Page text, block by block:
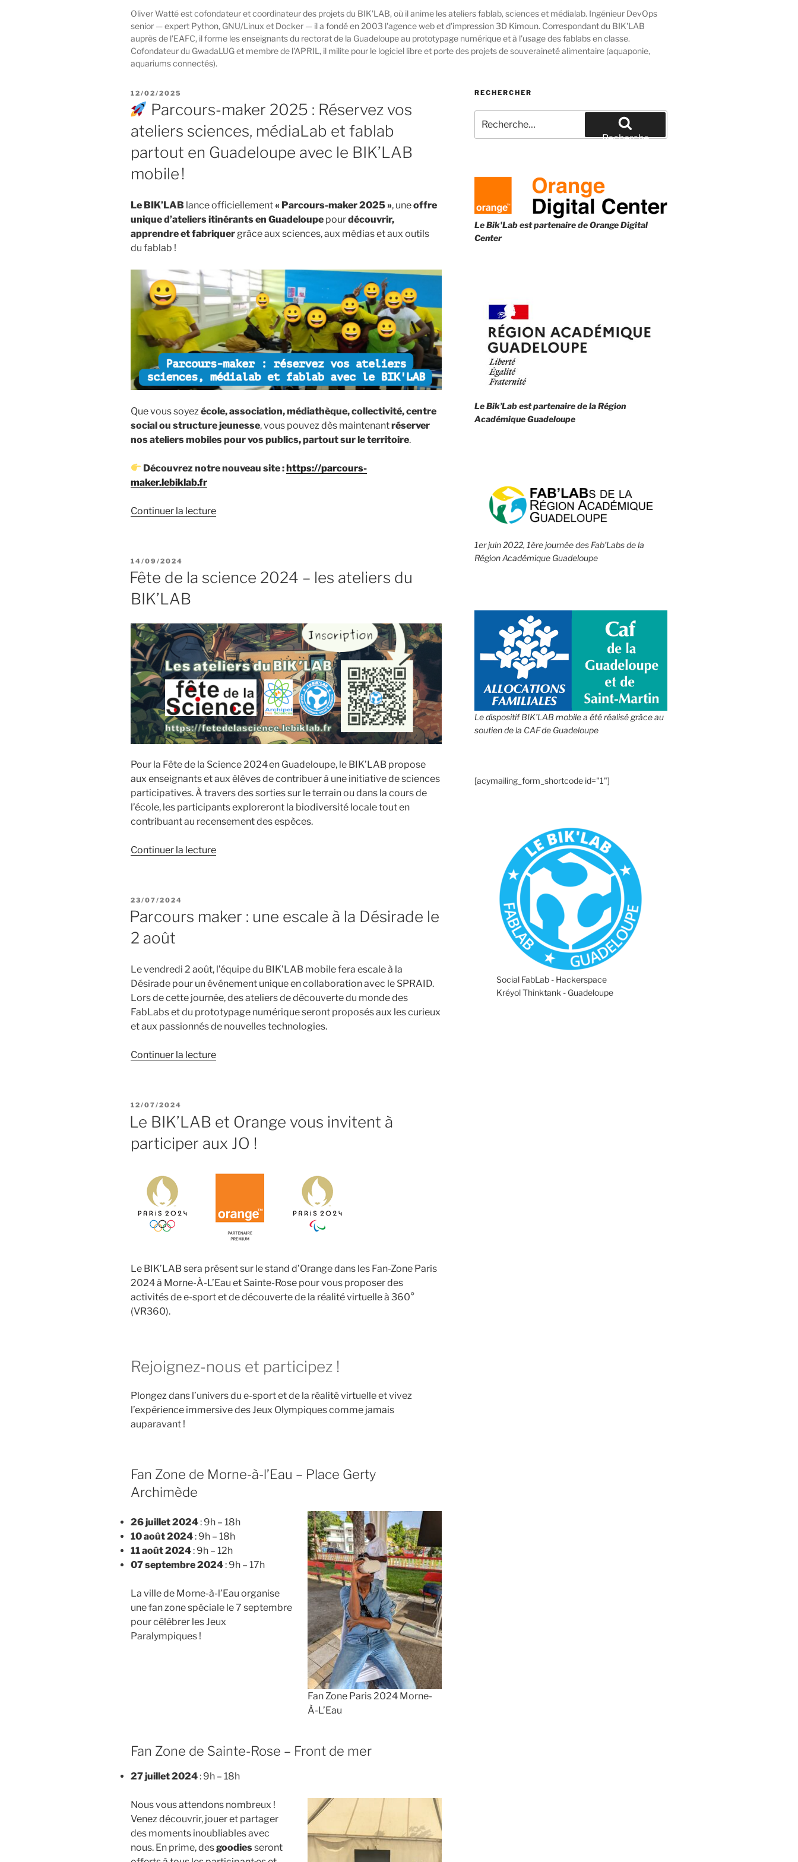
Oliver Watté est cofondateur et coordinateur des projets du BIK'LAB, où il anime les ateliers fablab, sciences et médialab. Ingénieur DevOps
senior — expert Python, GNU/Linux et Docker — il a fondé en 2003 l'agence web et d'impression 3D Kimoun. Correspondant du BIK'LAB
auprès de l'EAFC, il forme les enseignants du rectorat de la Guadeloupe au prototypage numérique et à l'usage des fablabs en classe.
Cofondateur du GwadaLUG et membre de l'APRIL, il milite pour le logiciel libre et porte des projets de souveraineté alimentaire (aquaponie,
aquariums connectés).
PUBLIÉ
LE
12/02/2025
Parcours-maker 2025 : Réservez vos
ateliers sciences, médiaLab et fablab
partout en Guadeloupe avec le BIK’LAB
mobile !
Le BIK’LAB lance officiellement « Parcours-maker 2025 », uneoffre
unique d’ateliers itinérants en Guadeloupe pourdécouvrir,
apprendre et fabriquer grâce aux sciences, aux médias et aux outils
du fablab !
Que vous soyez école, association, médiathèque, collectivité, centre
social ou structure jeunesse, vous pouvez dès maintenantréserver
nos ateliers mobiles pour vos publics, partout sur le territoire.
Découvrez notre nouveau site :https://parcours-
maker.lebiklab.fr
Continuer la lecturede
2025
vos
ateliers
sciences,
médiaLab
et
fablab
partout
en
Guadeloupe
le
BIK’LAB
mobile ! »
PUBLIÉ
LE
14/09/2024
Fête de la science 2024 – les ateliers du
BIK’LAB
Pour la Fête de la Science 2024 en Guadeloupe, le BIK’LAB propose
aux enseignants et aux élèves de contribuer à une initiative de sciences
participatives. À travers des sorties sur le terrain ou dans la cours de
l’école, les participants exploreront la biodiversité locale tout en
contribuant au recensement des espèces.
Continuer la lecturede
2024
ateliers
du
BIK’LAB »
PUBLIÉ
LE
23/07/2024
Parcours maker : une escale à la Désirade le
2 août
Le vendredi 2 août, l’équipe du BIK’LAB mobile fera escale à la
Désirade pour un événement unique en collaboration avec le SPRAID.
Lors de cette journée, des ateliers de découverte du monde des
FabLabs et du prototypage numérique seront proposés aux les curieux
et aux passionnés de nouvelles technologies.
Continuer la lecturede
escale
à
août »
PUBLIÉ
12/07/2024
Le BIK’LAB et Orange vous invitent à
participer aux JO !
Le BIK’LAB sera présent sur le stand d’Orange dans les Fan-Zone Paris
2024 à Morne-À-L’Eau et Sainte-Rose pour vous proposer des
activités de e-sport et de découverte de la réalité virtuelle à 360°
(VR360).
Rejoignez-nous et participez !
Plongez dans l’univers du e-sport et de la réalité virtuelle et vivez
l’expérience immersive des Jeux Olympiques comme jamais
auparavant !
Fan Zone de Morne-à-l’Eau – Place Gerty
Archimède
Fan Zone Paris 2024 Morne-
À-L’Eau
26 juillet 2024: 9h – 18h
10 août 2024: 9h – 18h
11 août 2024: 9h – 12h
07 septembre 2024: 9h – 17h
La ville de Morne-à-l’Eau organise
une fan zone spéciale le 7 septembre
pour célébrer les Jeux
Paralympiques !
Fan Zone de Sainte-Rose – Front de mer
27 juillet 2024: 9h – 18h
Nous vous attendons nombreux !
Venez découvrir, jouer et partager
des moments inoubliables avec
nous. En prime, desgoodiesseront
RECHERCHER
pour
:
Recherche
Le Bik'Lab est partenaire deOrange Digital
Center
Le Bik’Lab est partenaire de laRégion
Académique Guadeloupe
1er juin 2022, 1ère journée des Fab’Labs de la
Région Académique Guadeloupe
Le dispositif BIK’LAB mobile a été réalisé grâce au
soutien de la CAF de Guadeloupe
[acymailing_form_shortcode id="1"]
Social FabLab - Hackerspace
Kréyol Thinktank - Guadeloupe